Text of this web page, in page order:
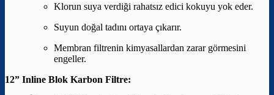
Klorun suya verdiği rahatsız edici kokuyu yok eder.
Suyun doğal tadını ortaya çıkarır.
Membran filtrenin kimyasallardan zarar görmesini
engeller.
12” Inline Blok Karbon Filtre: